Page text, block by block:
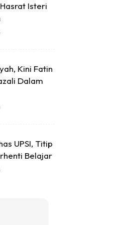
Isteri
Kini Fatin
Dalam
UPSI, Titip
Belajar